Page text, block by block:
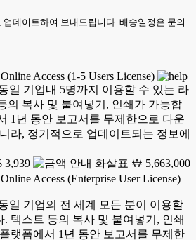
데이트하여 보내드립니다. 배송일정은 문의
Access (1-5 Users License)
일 기업내 5명까지 이용할 수 있는 라
의 복사 및 붙여넣기, 인쇄가 가능합
1년 동안 보고서를 무제한으로 다운
라, 정기적으로 업데이트되는 정보에
3,939
￦ 5,663,000
Access (Enterprise User License)
일 기업의 전 세계 모든 분이 이용할
텍스트 등의 복사 및 붙여넣기, 인쇄
랫폼에서 1년 동안 보고서를 무제한